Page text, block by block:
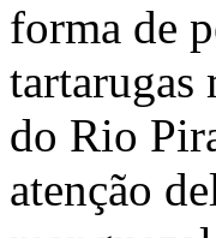
forma de
tartarugas
do Rio
atenção